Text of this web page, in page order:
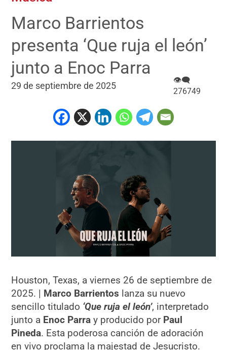
Marco Barrientos
presenta ‘Que ruja el león’
junto a Enoc Parra
29 de septiembre de 2025
👁‍🗨
276749
Houston, Texas, a viernes 26 de septiembre de
2025. | Marco Barrientos lanza su nuevo
sencillo titulado ‘Que ruja el león’, interpretado
junto a Enoc Parra y producido por Paul
Pineda. Esta poderosa canción de adoración
en vivo proclama la majestad de Jesucristo.